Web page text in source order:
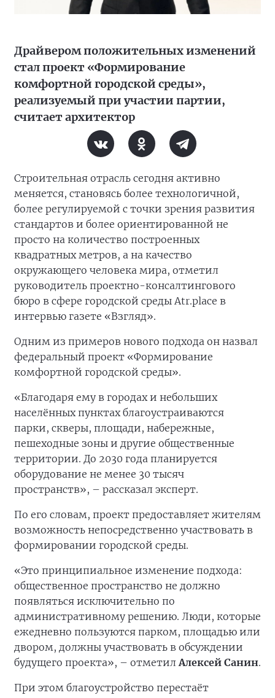
Драйвером положительных изменений
стал проект «Формирование
комфортной городской среды»,
реализуемый при участии партии,
считает архитектор
Строительная отрасль сегодня активно
меняется, становясь более технологичной,
более регулируемой с точки зрения развития
стандартов и более ориентированной не
просто на количество построенных
квадратных метров, а на качество
окружающего человека мира, отметил
руководитель проектно-консалтингового
бюро в сфере городской среды Atr.place в
интервью газете «Взгляд».
Одним из примеров нового подхода он назвал
федеральный проект «Формирование
комфортной городской среды».
«Благодаря ему в городах и небольших
населённых пунктах благоустраиваются
парки, скверы, площади, набережные,
пешеходные зоны и другие общественные
территории. До 2030 года планируется
оборудование не менее 30 тысяч
пространств», – рассказал эксперт.
По его словам, проект предоставляет жителям
возможность непосредственно участвовать в
формировании городской среды.
«Это принципиальное изменение подхода:
общественное пространство не должно
появляться исключительно по
административному решению. Люди, которые
ежедневно пользуются парком, площадью или
двором, должны участвовать в обсуждении
будущего проекта», – отметилАлексей Санин.
При этом благоустройство перестаёт